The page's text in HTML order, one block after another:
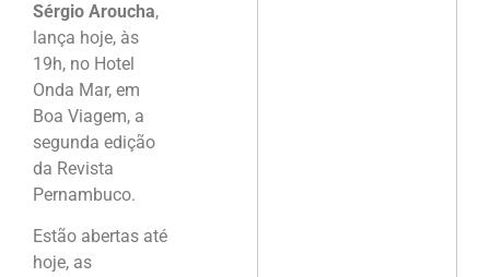
Sérgio Aroucha,
lança hoje, às
19h, no Hotel
Onda Mar, em
Boa Viagem, a
segunda edição
da Revista
Pernambuco.
Estão abertas até
hoje, as